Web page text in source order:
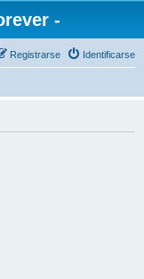
-
Identificarse
Registrarse